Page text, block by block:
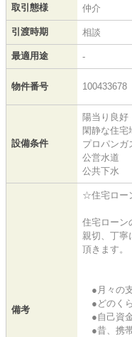
取引態様 仲介
引渡時期 相談
最適用途 -
物件番号 100433678
設備条件
陽当り良好
閑静な住宅
プロパンガ
公営水道
公共下水
備考
☆住宅ロー
住宅ローン
親切、丁寧
頂きます。
●月々の
●どのく
●自己資
●昔、携